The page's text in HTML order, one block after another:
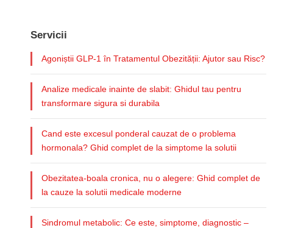
Servicii
Agoniștii GLP-1 în Tratamentul Obezității: Ajutor sau Risc?
Analize medicale inainte de slabit: Ghidul tau pentru
transformare sigura si durabila
Cand este excesul ponderal cauzat de o problema
hormonala? Ghid complet de la simptome la solutii
Obezitatea-boala cronica, nu o alegere: Ghid complet de
la cauze la solutii medicale moderne
Sindromul metabolic: Ce este, simptome, diagnostic –